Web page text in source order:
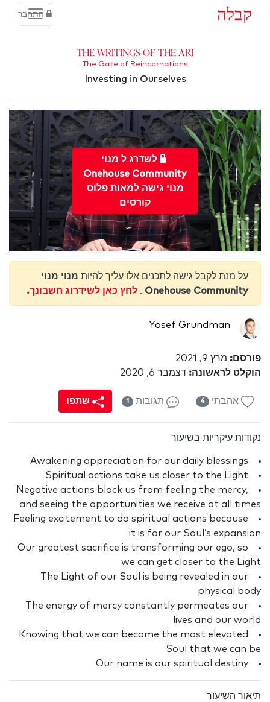
קבלה התחבר
The Writings of the Ari
The Gate of Reincarnations
Investing in Ourselves
לשדרג ל מנוי
Onehouse Community
מנוי גישה למאות פלוס
קורסים
על מנת לקבל גישה לתכנים אלו עליך להיות מנוי מנוי
Onehouse Community
. לחץ כאן לשידרוג חשבונך.
Yosef Grundman
פורסם: מרץ 9, 2021
הוקלט לראשונה: דצמבר 6, 2020
אהבתי 4 תגובות 1 שתפו
נקודות עיקריות בשיעור
Awakening appreciation for our daily blessings
Spiritual actions take us closer to the Light
Negative actions block us from feeling the mercy,
and seeing the opportunities we receive at all times
Feeling excitement to do spiritual actions because
it is for our Soul’s expansion
Our greatest sacrifice is transforming our ego, so
we can get closer to the Light
The Light of our Soul is being revealed in our
physical body
The energy of mercy constantly permeates our
lives and our world
Knowing that we can become the most elevated
Soul that we can be
Our name is our spiritual destiny
תיאור השיעור